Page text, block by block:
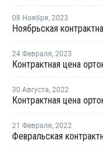
08 Ноября, 2023
24 Февраля, 2023
30 Августа, 2022
21 Февраля, 2022